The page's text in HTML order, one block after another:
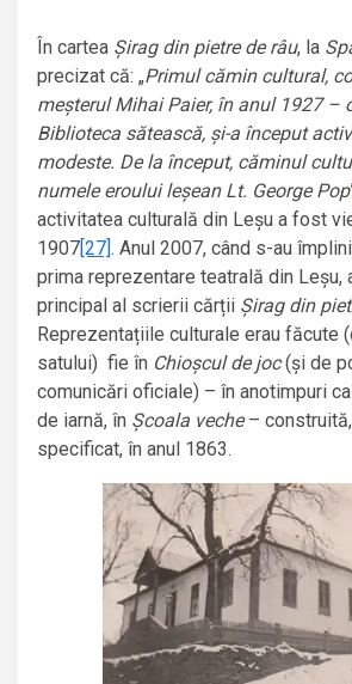
În cartea Șirag din pietre de râu, la
precizat că: „Primul cămin cultural,
meșterul Mihai Paier, în anul 1927 –
Biblioteca sătească, și-a început
modeste. De la început, căminul
numele eroului leșean Lt. George Pop
activitatea culturală din Leșu a fost
1907 [27] . Anul 2007, când s-au
prima reprezentare teatrală din Leșu,
principal al scrierii cărții Șirag din
Reprezentațiile culturale erau făcute
satului) fie în Chioșcul de joc(și de
comunicări oficiale) – în anotimpuri
de iarnă, în Școala veche–
specificat, în anul 1863.